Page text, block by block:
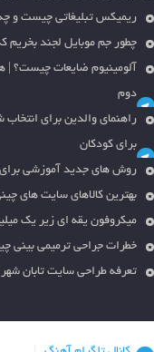
ریمیکس تبلیغاتی چیست و
چطور جم موبایل لجند بخریم
آلومینیوم ضایعات چیست؟ |
دوم
راهنمای والدین برای
برای کودکان
روش های جدید آموزشی برای
بهترین کالاهای سایت های
میکروفون یقه ای زیر یک
خطرات جراحی ترمیمی بینی
تعرفه طراحی سایت تابان